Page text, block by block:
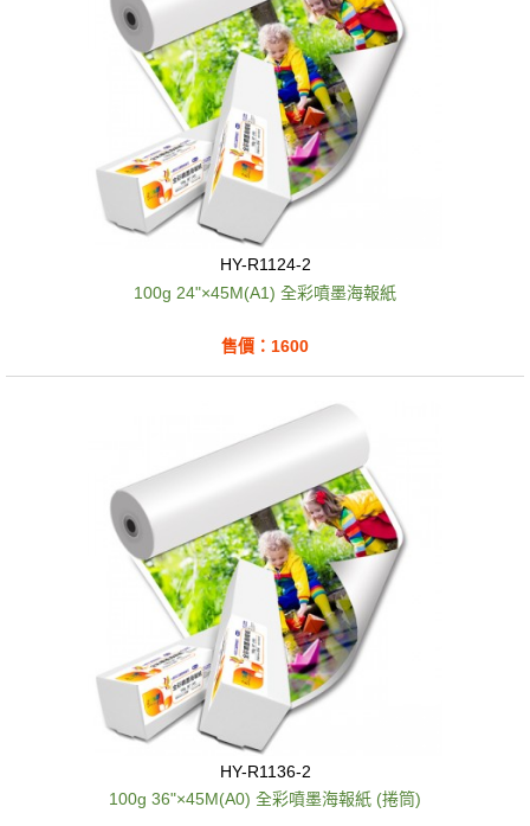
HY-R1124-2
100g 24"×45M(A1) 全彩噴墨海報紙
售價：1600
HY-R1136-2
100g 36"×45M(A0) 全彩噴墨海報紙 (捲筒)